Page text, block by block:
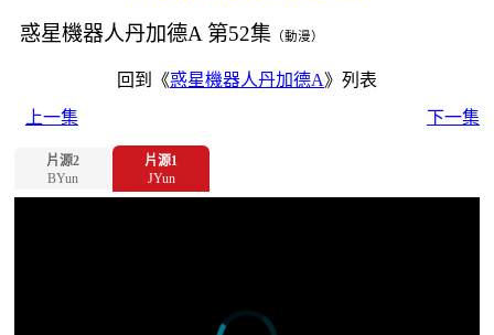
惑星機器人丹加德A 第52集 （動漫）
回到《惑星機器人丹加德A》列表
上一集
下一集
片源2
BYun
片源1
JYun